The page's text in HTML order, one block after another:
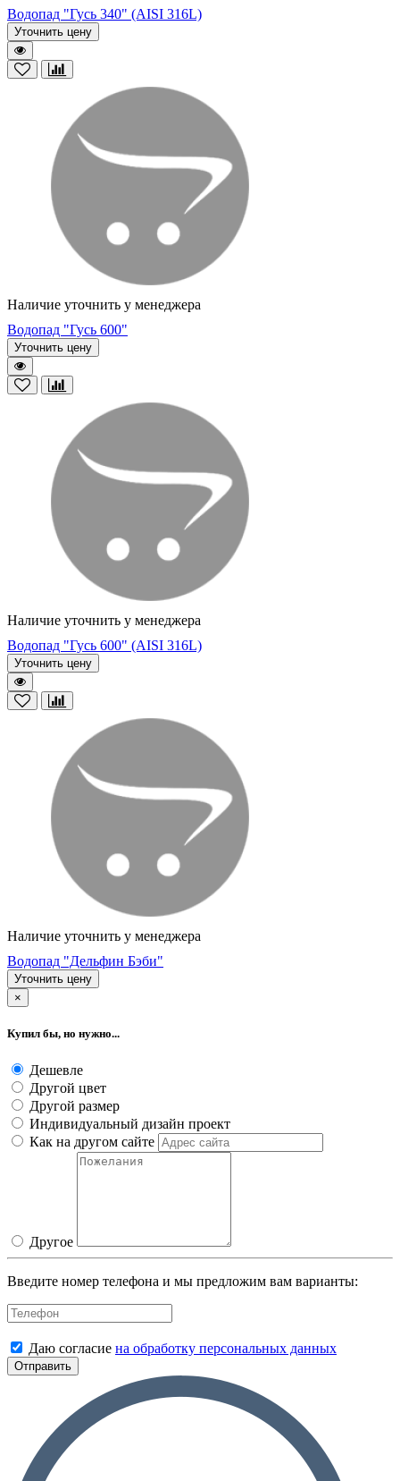
Водопад "Гусь 340" (AISI 316L)
Уточнить цену
Наличие уточнить у менеджера
Водопад "Гусь 600"
Уточнить цену
Наличие уточнить у менеджера
Водопад "Гусь 600" (AISI 316L)
Уточнить цену
Наличие уточнить у менеджера
Водопад "Дельфин Бэби"
Уточнить цену
×
Купил бы, но нужно...
Дешевле
Другой цвет
Другой размер
Индивидуальный дизайн проект
Как на другом сайте
Другое
Введите номер телефона и мы предложим вам варианты:
Даю согласие на обработку персональных данных
Отправить